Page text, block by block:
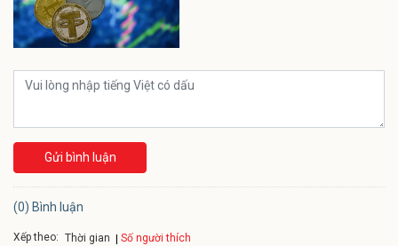
Gửi bình luận
(0) Bình luận
Xếp theo: Thời gian Số người thích